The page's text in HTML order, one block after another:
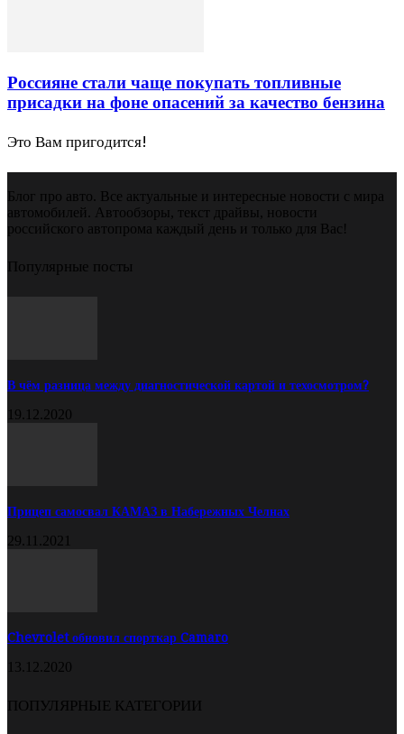
Россияне стали чаще покупать топливные
присадки на фоне опасений за качество бензина
Это Вам пригодится!
Блог про авто. Все актуальные и интересные новости с мира
автомобилей. Автообзоры, текст драйвы, новости
российского автопрома каждый день и только для Вас!
Популярные посты
В чём разница между диагностической картой и техосмотром?
19.12.2020
Прицеп самосвал КАМАЗ в Набережных Челнах
29.11.2021
Chevrolet обновил спорткар Camaro
13.12.2020
ПОПУЛЯРНЫЕ КАТЕГОРИИ